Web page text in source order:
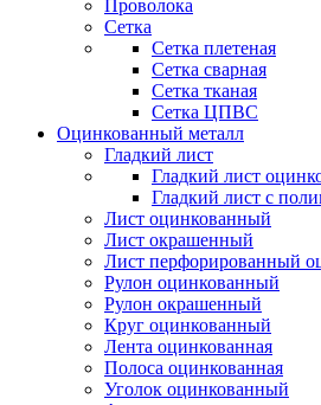
Проволока
Сетка
Сетка плетеная
Сетка сварная
Сетка тканая
Сетка ЦПВС
Оцинкованный металл
Гладкий лист
Гладкий лист
Гладкий лист с
Лист оцинкованный
Лист окрашенный
Лист перфорированный
Рулон оцинкованный
Рулон окрашенный
Круг оцинкованный
Лента оцинкованная
Полоса оцинкованная
Уголок оцинкованный